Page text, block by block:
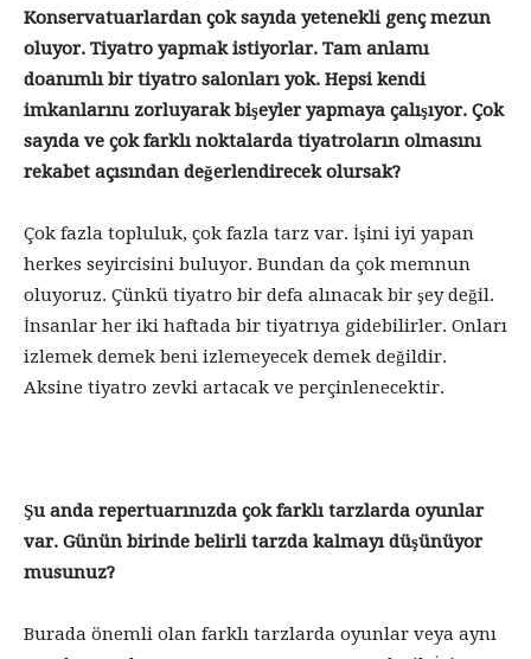
Konservatuarlardan çok sayıda yetenekli genç mezun
oluyor. Tiyatro yapmak istiyorlar. Tam anlamı
doanımlı bir tiyatro salonları yok. Hepsi kendi
imkanlarını zorluyarak bişeyler yapmaya çalışıyor. Çok
sayıda ve çok farklı noktalarda tiyatroların olmasını
rekabet açısından değerlendirecek olursak?
Çok fazla topluluk, çok fazla tarz var. İşini iyi yapan
herkes seyircisini buluyor. Bundan da çok memnun
oluyoruz. Çünkü tiyatro bir defa alınacak bir şey değil.
İnsanlar her iki haftada bir tiyatrıya gidebilirler. Onları
izlemek demek beni izlemeyecek demek değildir.
Aksine tiyatro zevki artacak ve perçinlenecektir.
Şu anda repertuarınızda çok farklı tarzlarda oyunlar
var. Günün birinde belirli tarzda kalmayı düşünüyor
musunuz?
Burada önemli olan farklı tarzlarda oyunlar veya aynı